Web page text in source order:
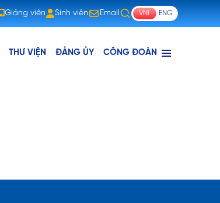
Giảng viên
Giảng viên
Sinh viên
Sinh viên
Email
Email
VNI ENG
THƯ VIỆN ĐẢNG ỦY CÔNG ĐOÀN